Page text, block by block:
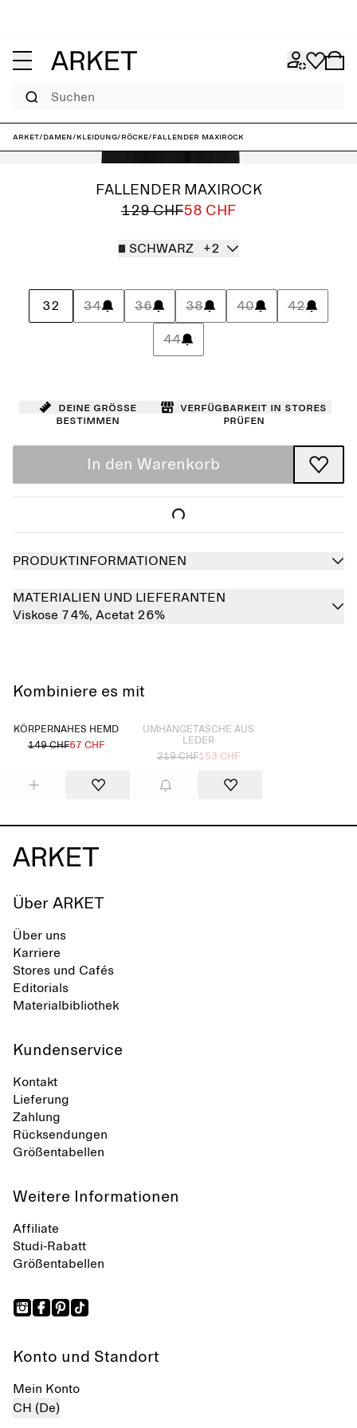
Suchen
ARKET/Damen/Kleidung/Röcke/Fallender Maxirock
FALLENDER MAXIROCK
129 CHF58 CHF
SCHWARZ +2
32 34 36 38 40 42
44
Deine Größe
bestimmen
Verfügbarkeit in Stores
prüfen
In den Warenkorb
PRODUKTINFORMATIONEN
MATERIALIEN UND LIEFERANTEN
Viskose 74%, Acetat 26%
Kombiniere es mit
KÖRPERNAHES HEMD
149 CHF67 CHF
UMHÄNGETASCHE AUS
LEDER
219 CHF153 CHF
Über ARKET
Über uns
Karriere
Stores und Cafés
Editorials
Materialbibliothek
Kundenservice
Kontakt
Lieferung
Zahlung
Rücksendungen
Größentabellen
Weitere Informationen
Affiliate
Studi-Rabatt
Größentabellen
Konto und Standort
Mein Konto
CH (De)